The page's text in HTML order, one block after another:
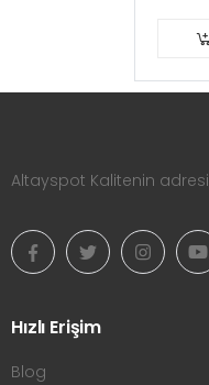
Altayspot Kalitenin adresi
Hızlı Erişim
Blog